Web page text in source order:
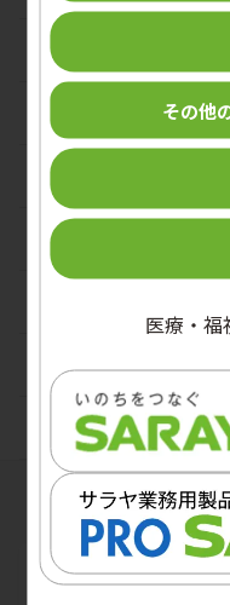
PPE（個人防護具）
手術関連
デバイス関連
口腔ケア
病原体別
その他
医療・